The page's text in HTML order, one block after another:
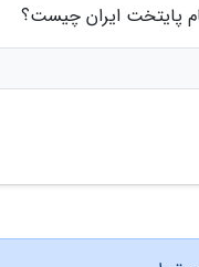
پایتخت ایران چیست؟